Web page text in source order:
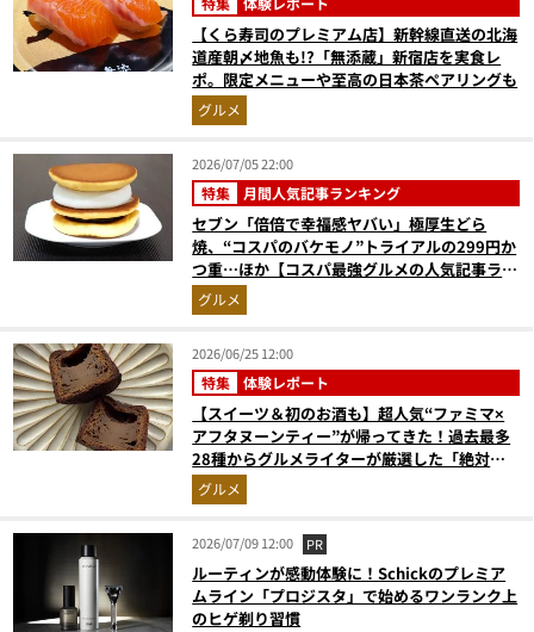
【くら寿司のプレミアム店】新幹線直送の北海
道産朝〆地魚も!?「無添蔵」新宿店を実食レ
ポ。限定メニューや至高の日本茶ペアリングも
グルメ
2026/07/05 22:00
特集 月間人気記事ランキング
セブン「倍倍で幸福感ヤバい」極厚生どら
焼、“コスパのバケモノ”トライアルの299円か
つ重…ほか【コスパ最強グルメの人気記事ラン
キングベスト3】（2026年5月版）
グルメ
2026/06/25 12:00
特集 体験レポート
【スイーツ＆初のお酒も】超人気“ファミマ×
アフタヌーンティー”が帰ってきた！過去最多
28種からグルメライターが厳選した「絶対買
いの5品」はコレ
グルメ
2026/07/09 12:00 PR
ルーティンが感動体験に！Schickのプレミア
ムライン「プロジスタ」で始めるワンランク上
のヒゲ剃り習慣